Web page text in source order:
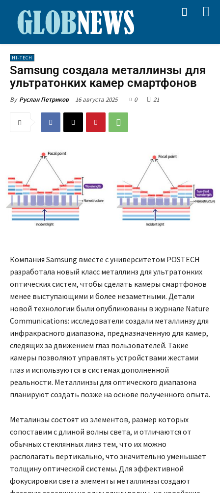
HI-TECH
Samsung создала металлинзы для
ультратонких камер смартфонов
By Руслан Петриков 16 августа 2025 0 21
Компания Samsung вместе с университетом POSTECH
разработала новый класс металлинз для ультратонких
оптических систем, чтобы сделать камеры смартфонов
менее выступающими и более незаметными. Детали
новой технологии были опубликованы в журнале Nature
Communications: исследователи создали металлинзу для
инфракрасного диапазона, предназначенную для камер,
следящих за движением глаз пользователей. Такие
камеры позволяют управлять устройствами жестами
глаз и используются в системах дополненной
реальности. Металлинзы для оптического диапазона
планируют создать позже на основе полученного опыта.
Металинзы состоят из элементов, размер которых
сопоставим с длиной волны света, и отличаются от
обычных стеклянных линз тем, что их можно
располагать вертикально, что значительно уменьшает
толщину оптической системы. Для эффективной
фокусировки света элементы металлинзы создают